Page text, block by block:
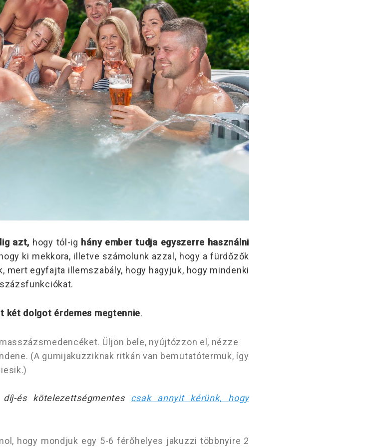
azt, hogy tól-ig hány ember tudja egyszerre használni
ki mekkora, illetve számolunk azzal, hogy a fürdőzők
mert egyfajta illemszabály, hogy hagyjuk, hogy mindenki
két dolgot érdemes megtennie.
Üljön bele, nyújtózzon el, nézze
(A gumijakuzziknak ritkán van bemutatótermük, így
és kötelezettségmentes csak annyit kérünk, hogy
hogy mondjuk egy 5-6 férőhelyes jakuzzi többnyire 2